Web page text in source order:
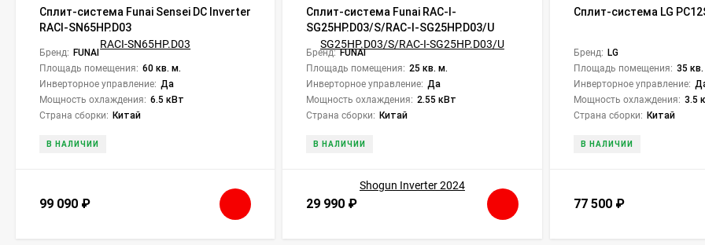
Сплит-система Funai Sensei DC Inverter
RACI-SN65HP.D03
Бренд: FUNAI
Площадь помещения: 60 кв. м.
Инверторное управление: Да
Мощность охлаждения: 6.5 кВт
Страна сборки: Китай
В НАЛИЧИИ
99 090 ₽
Сплит-система Funai RAC-I-
SG25HP.D03/S/RAC-I-SG25HP.D03/U
Shogun Inverter 2024
Бренд: FUNAI
Площадь помещения: 25 кв. м.
Инверторное управление: Да
Мощность охлаждения: 2.55 кВт
Страна сборки: Китай
В НАЛИЧИИ
29 990 ₽
Сплит-система LG
Бренд: LG
Площадь помещения: 35
Инверторное управление:
Мощность охлаждения: 3.5
Страна сборки: Китай
В НАЛИЧИИ
77 500 ₽